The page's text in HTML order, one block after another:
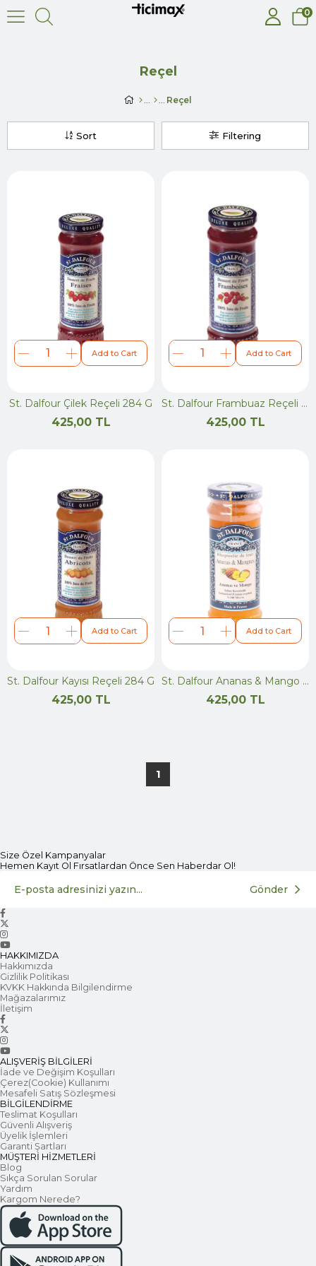
0
Reçel
Reçel
Filtering
Sort
Add to Cart
St. Dalfour Çilek Reçeli 284 G
425,00 TL
Add to Cart
St. Dalfour Frambuaz Reçeli 284 G
425,00 TL
Add to Cart
St. Dalfour Kayısı Reçeli 284 G
425,00 TL
Add to Cart
St. Dalfour Ananas & Mango Reçeli 284 G
425,00 TL
1
Size Özel Kampanyalar
Hemen Kayıt Ol Fırsatlardan Önce Sen Haberdar Ol!
Gönder
HAKKIMIZDA
Hakkımızda
Gizlilik Politikası
KVKK Hakkında Bilgilendirme
Mağazalarımız
İletişim
ALIŞVERİŞ BİLGİLERİ
İade ve Değişim Koşulları
Çerez(Cookie) Kullanımı
Mesafeli Satış Sözleşmesi
BİLGİLENDİRME
Teslimat Koşulları
Güvenli Alışveriş
Üyelik İşlemleri
Garanti Şartları
MÜŞTERİ HİZMETLERİ
Blog
Sıkça Sorulan Sorular
Yardım
Kargom Nerede?